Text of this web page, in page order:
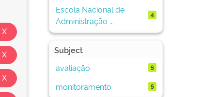
Escola Nacional de
Administração ...
4
Subject
avaliação
5
monitoramento 5